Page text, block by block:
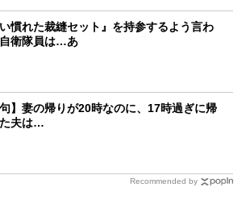
い慣れた裁縫セット』を持参するよう言わ
衛隊員は…あ
句】妻の帰りが20時なのに、17時過ぎに帰
夫は…
Recommended by